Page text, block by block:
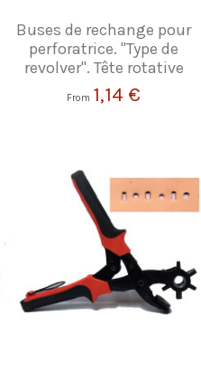
Buses de rechange pour
perforatrice. "Type de
revolver". Tête rotative
From 1,14 €